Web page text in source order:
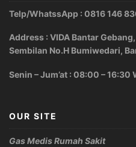
Telp/WhatssApp : 0816 146
Address : VIDA Bantar
Sembilan No.H Bumiwedari,
Senin – Jum’at : 08:00 – 16:30
OUR SITE
Gas Medis Rumah Sakit